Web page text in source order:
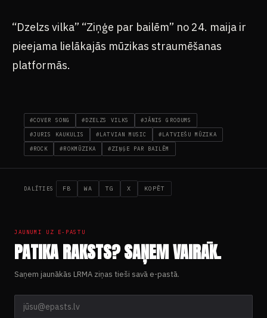
“Dzelzs vilka” “Ziņģe par bailēm” no 24. maija ir
pieejama lielākajās mūzikas straumēšanas
platformās.
#COVER SONG #DZELZS VILKS #JĀNIS GRODUMS
#JURIS KAUKULIS #LATVIAN MUSIC #LATVIEŠU MŪZIKA
#ROCK #ROKMŪZIKA #ZIŅĢE PAR BAILĒM
DALĪTIES FB WA TG X KOPĒT
JAUNUMI UZ E-PASTU
PATIKA RAKSTS? SAŅEM VAIRĀK.
Saņem jaunākās LRMA ziņas tieši savā e-pastā.